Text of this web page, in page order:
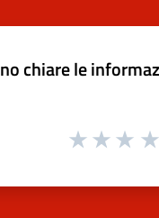
chiare le